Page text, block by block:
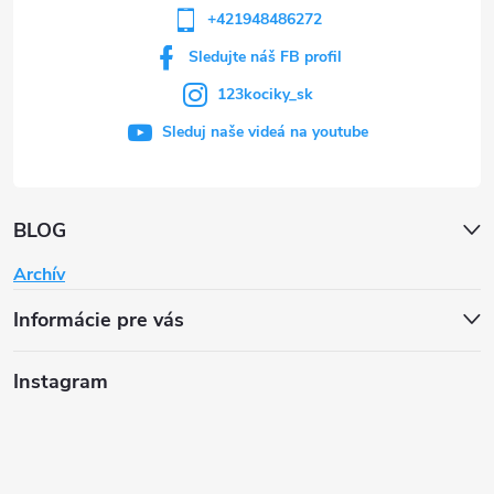
BLOG
Archív
Informácie pre vás
+421948486272
Sledujte náš FB profil
123kociky_sk
Sleduj naše videá na youtube
Instagram